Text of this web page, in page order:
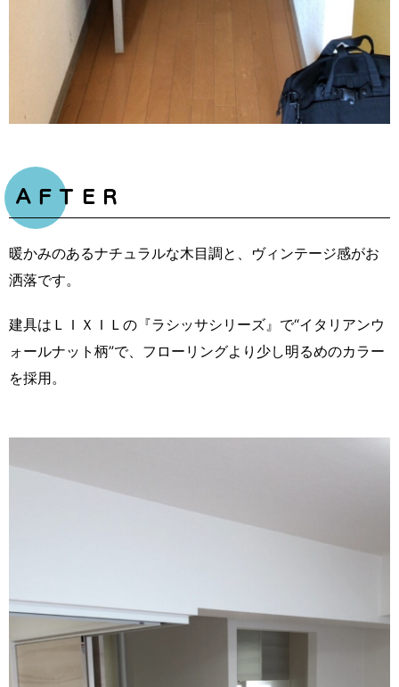
ＡＦＴＥＲ
暖かみのあるナチュラルな木目調と、ヴィンテージ感がお
洒落です。
建具はＬＩＸＩＬの『ラシッサシリーズ』で“イタリアンウ
ォールナット柄”で、フローリングより少し明るめのカラー
を採用。